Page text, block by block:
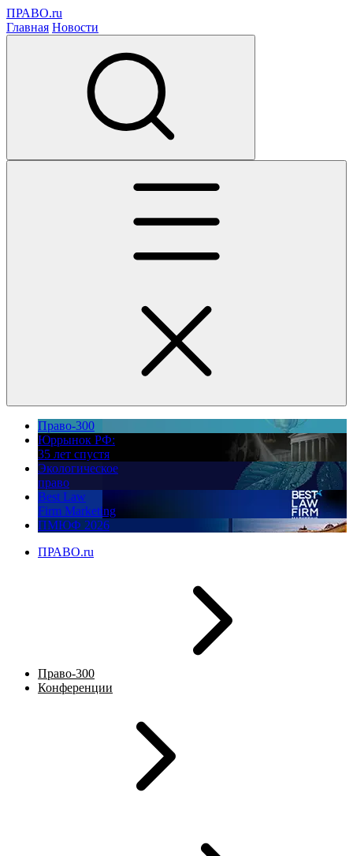
ПРАВО.ru
Главная Новости
Право-300
Юррынок РФ:
35 лет спустя
Экологическое
право
Best Law
Firm Marketing
ПМЮФ 2026
ПРАВО.ru
Право-300
Конференции